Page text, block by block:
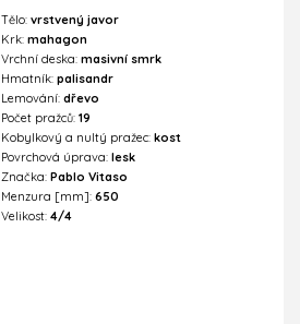
Tělo:vrstvený javor
Krk:mahagon
Vrchní deska:masivní smrk
Hmatník:palisandr
Lemování:dřevo
Počet pražců:19
Kobylkový a nultý pražec:kost
Povrchová úprava:lesk
Značka:Pablo Vitaso
Menzura [mm]:650
Velikost:4/4